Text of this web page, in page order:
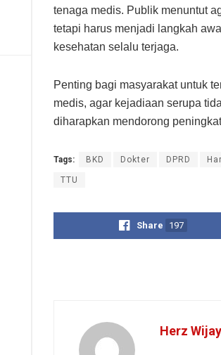
tenaga medis. Publik menuntut
tetapi harus menjadi langkah
kesehatan selalu terjaga.
Penting bagi masyarakat untuk
medis, agar kejadiaan serupa
diharapkan mendorong
Tags: BKD Dokter DPRD
TTU
Share 197
Herz